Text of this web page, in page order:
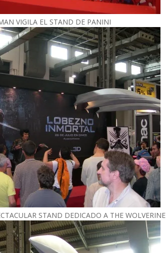
VIGILA EL STAND DE PANINI
STAND DEDICADO A THE WOLVERINE